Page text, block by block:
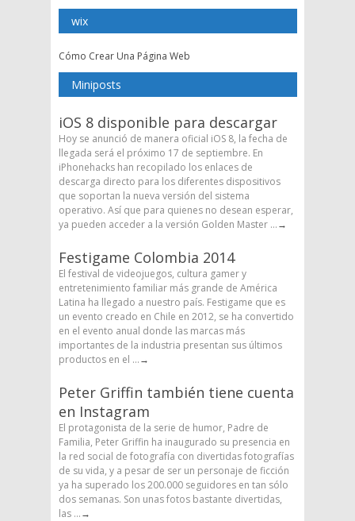
wix
Cómo Crear Una Página Web
Miniposts
iOS 8 disponible para descargar
Hoy se anunció de manera oficial iOS 8, la fecha de
llegada será el próximo 17 de septiembre. En
iPhonehacks han recopilado los enlaces de
descarga directo para los diferentes dispositivos
que soportan la nueva versión del sistema
operativo. Así que para quienes no desean esperar,
ya pueden acceder a la versión Golden Master ...→
Festigame Colombia 2014
El festival de videojuegos, cultura gamer y
entretenimiento familiar más grande de América
Latina ha llegado a nuestro país. Festigame que es
un evento creado en Chile en 2012, se ha convertido
en el evento anual donde las marcas más
importantes de la industria presentan sus últimos
productos en el ...→
Peter Griffin también tiene cuenta
en Instagram
El protagonista de la serie de humor, Padre de
Familia, Peter Griffin ha inaugurado su presencia en
la red social de fotografía con divertidas fotografías
de su vida, y a pesar de ser un personaje de ficción
ya ha superado los 200.000 seguidores en tan sólo
dos semanas. Son unas fotos bastante divertidas,
las ...→